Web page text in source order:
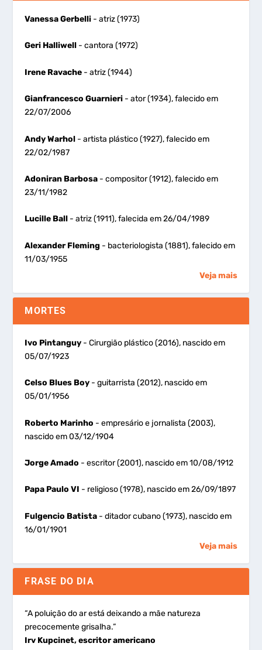
Vanessa Gerbelli - atriz (1973)
Geri Halliwell - cantora (1972)
Irene Ravache - atriz (1944)
Gianfrancesco Guarnieri - ator (1934), falecido em
22/07/2006
Andy Warhol - artista plástico (1927), falecido em
22/02/1987
Adoniran Barbosa - compositor (1912), falecido em
23/11/1982
Lucille Ball - atriz (1911), falecida em 26/04/1989
Alexander Fleming - bacteriologista (1881), falecido em
11/03/1955
Veja mais
MORTES
Ivo Pintanguy - Cirurgião plástico (2016), nascido em
05/07/1923
Celso Blues Boy - guitarrista (2012), nascido em
05/01/1956
Roberto Marinho - empresário e jornalista (2003),
nascido em 03/12/1904
Jorge Amado - escritor (2001), nascido em 10/08/1912
Papa Paulo VI - religioso (1978), nascido em 26/09/1897
Fulgencio Batista - ditador cubano (1973), nascido em
16/01/1901
Veja mais
FRASE DO DIA
“A poluição do ar está deixando a mãe natureza
precocemente grisalha.”
Irv Kupcinet, escritor americano